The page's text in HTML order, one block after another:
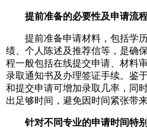
提前准备的必要性及申请流
提前准备申请材料，包括学历
绩、个人陈述及推荐信等，是确
程一般包括在线提交申请、材料
录取通知书及办理签证手续。鉴
和提交申请可增加录取几率，同
出足够时间，避免因时间紧张带来
针对不同专业的申请时间特